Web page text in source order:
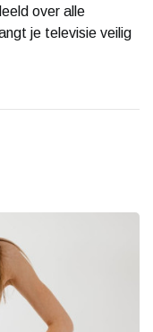
over alle
je televisie veilig